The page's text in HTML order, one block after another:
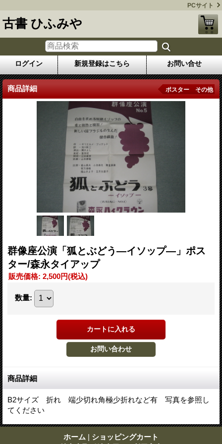
PCサイト
古書 ひふみや
ログイン 新規登録はこちら お問い合せ
商品詳細 ポスター その他
群像座公演「狐とぶどう―イソップ―」ポス
ター/森永タイアップ
販売価格: 2,500円(税込)
数量:
商品詳細
B2サイズ 折れ 端少切れ角極少折れなど有 写真を参照し
てください
ホーム | ショッピングカート